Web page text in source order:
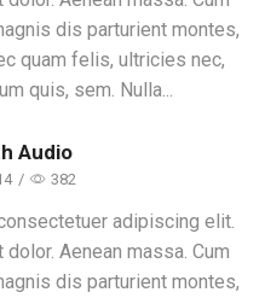
dis parturient montes,
quam felis, ultricies nec,
quis, sem. Nulla...
Audio
/ 382
adipiscing elit.
Aenean massa. Cum
dis parturient montes,